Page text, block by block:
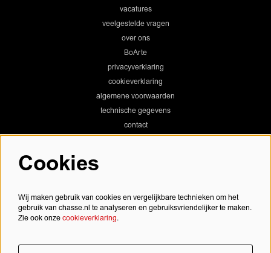
vacatures
veelgestelde vragen
over ons
BoArte
privacyverklaring
cookieverklaring
algemene voorwaarden
technische gegevens
contact
Cookies
Wij maken gebruik van cookies en vergelijkbare technieken om het
gebruik van chasse.nl te analyseren en gebruiksvriendelijker te maken.
Zie ook onze cookieverklaring.